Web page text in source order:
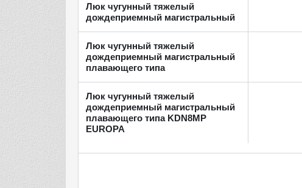
Люк чугунный тяжелый
дождеприемный магистральный
Люк чугунный тяжелый
дождеприемный магистральный
плавающего типа
Люк чугунный тяжелый
дождеприемный магистральный
плавающего типа KDN8МP
EUROPA